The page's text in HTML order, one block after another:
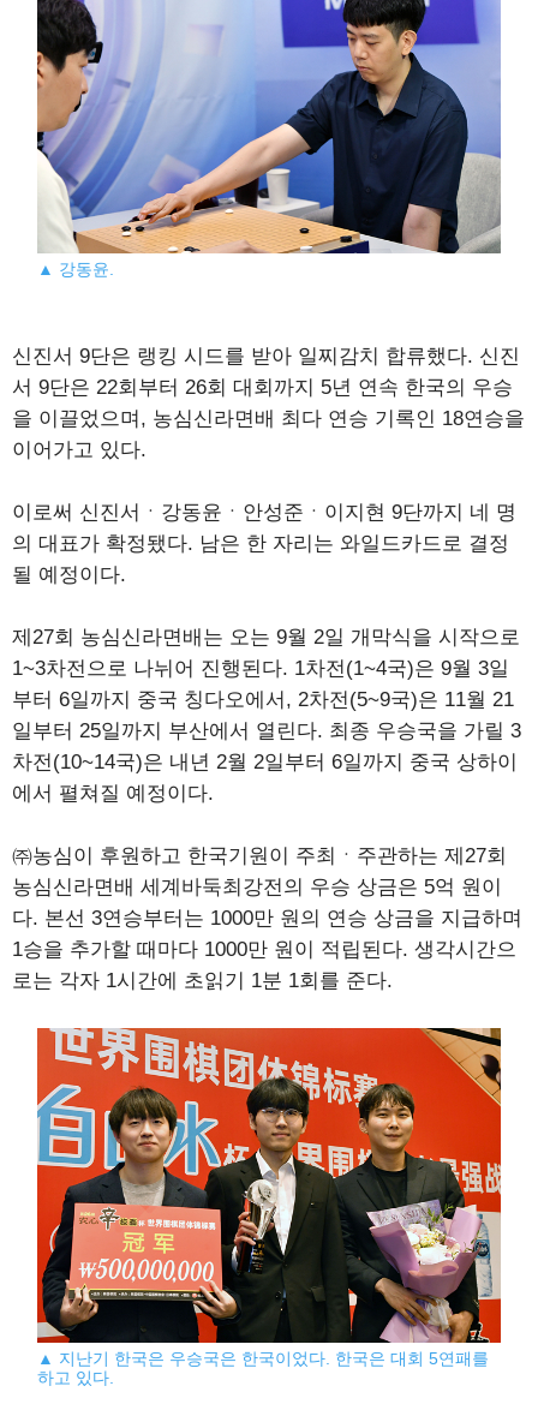
▲ 강동윤.
신진서 9단은 랭킹 시드를 받아 일찌감치 합류했다. 신진
서 9단은 22회부터 26회 대회까지 5년 연속 한국의 우승
을 이끌었으며, 농심신라면배 최다 연승 기록인 18연승을
이어가고 있다.
이로써 신진서ㆍ강동윤ㆍ안성준ㆍ이지현 9단까지 네 명
의 대표가 확정됐다. 남은 한 자리는 와일드카드로 결정
될 예정이다.
제27회 농심신라면배는 오는 9월 2일 개막식을 시작으로
1~3차전으로 나뉘어 진행된다. 1차전(1~4국)은 9월 3일
부터 6일까지 중국 칭다오에서, 2차전(5~9국)은 11월 21
일부터 25일까지 부산에서 열린다. 최종 우승국을 가릴 3
차전(10~14국)은 내년 2월 2일부터 6일까지 중국 상하이
에서 펼쳐질 예정이다.
㈜농심이 후원하고 한국기원이 주최ㆍ주관하는 제27회
농심신라면배 세계바둑최강전의 우승 상금은 5억 원이
다. 본선 3연승부터는 1000만 원의 연승 상금을 지급하며
1승을 추가할 때마다 1000만 원이 적립된다. 생각시간으
로는 각자 1시간에 초읽기 1분 1회를 준다.
▲ 지난기 한국은 우승국은 한국이었다. 한국은 대회 5연패를
하고 있다.